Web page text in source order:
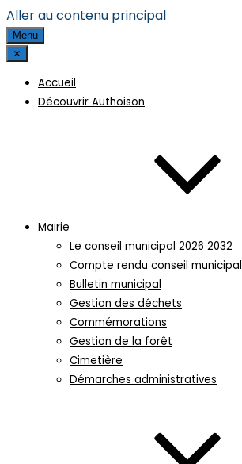
Aller au contenu principal
Menu
⨯
Accueil
Découvrir Authoison
Mairie
Le conseil municipal 2026 2032
Compte rendu conseil municipal
Bulletin municipal
Gestion des déchets
Commémorations
Gestion de la forêt
Cimetière
Démarches administratives